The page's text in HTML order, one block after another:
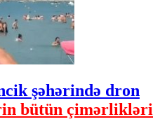
şəhərində dron
bütün çimərlikləri